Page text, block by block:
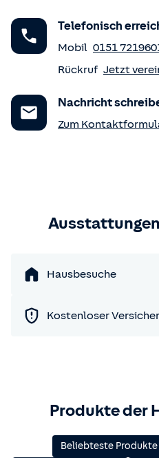
Telefonisch
Mobil 0151
Rückruf Jetzt
Nachricht
Zum
Hausbesuche
Kostenloser
Produkte der
Beliebteste Produkte